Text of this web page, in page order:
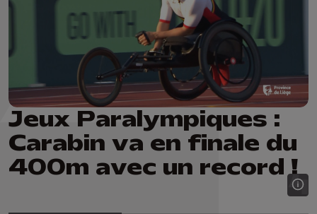
Jeux Paralympiques :
Carabin va en finale du
400m avec un record !